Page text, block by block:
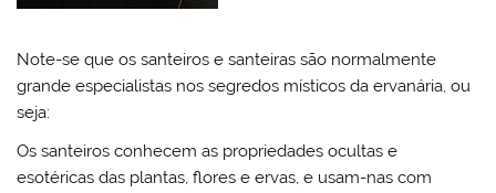
Note-se que os santeiros e santeiras são normalmente
grande especialistas nos segredos místicos da ervanária, ou
seja:
Os santeiros conhecem as propriedades ocultas e
esotéricas das plantas, flores e ervas, e usam-nas com